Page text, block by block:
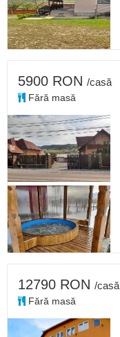
5900 RON /casă
Fără masă
12790 RON /casă
Fără masă